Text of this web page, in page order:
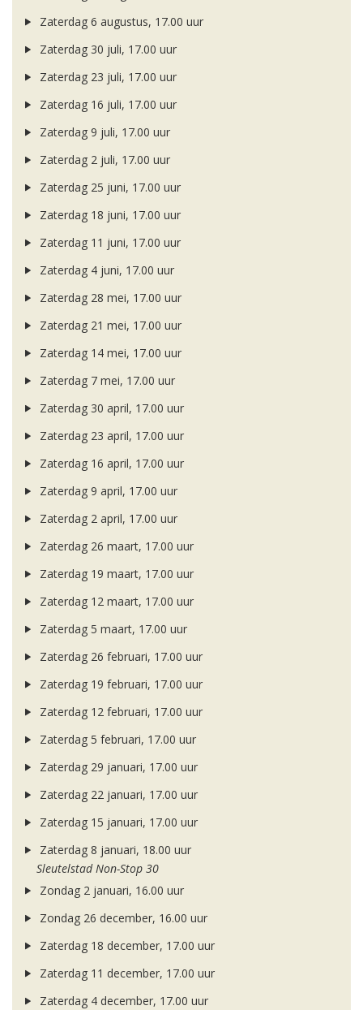
Zaterdag 6 augustus, 17.00 uur
Zaterdag 30 juli, 17.00 uur
Zaterdag 23 juli, 17.00 uur
Zaterdag 16 juli, 17.00 uur
Zaterdag 9 juli, 17.00 uur
Zaterdag 2 juli, 17.00 uur
Zaterdag 25 juni, 17.00 uur
Zaterdag 18 juni, 17.00 uur
Zaterdag 11 juni, 17.00 uur
Zaterdag 4 juni, 17.00 uur
Zaterdag 28 mei, 17.00 uur
Zaterdag 21 mei, 17.00 uur
Zaterdag 14 mei, 17.00 uur
Zaterdag 7 mei, 17.00 uur
Zaterdag 30 april, 17.00 uur
Zaterdag 23 april, 17.00 uur
Zaterdag 16 april, 17.00 uur
Zaterdag 9 april, 17.00 uur
Zaterdag 2 april, 17.00 uur
Zaterdag 26 maart, 17.00 uur
Zaterdag 19 maart, 17.00 uur
Zaterdag 12 maart, 17.00 uur
Zaterdag 5 maart, 17.00 uur
Zaterdag 26 februari, 17.00 uur
Zaterdag 19 februari, 17.00 uur
Zaterdag 12 februari, 17.00 uur
Zaterdag 5 februari, 17.00 uur
Zaterdag 29 januari, 17.00 uur
Zaterdag 22 januari, 17.00 uur
Zaterdag 15 januari, 17.00 uur
Zaterdag 8 januari, 18.00 uur
Sleutelstad Non-Stop 30
Zondag 2 januari, 16.00 uur
Zondag 26 december, 16.00 uur
Zaterdag 18 december, 17.00 uur
Zaterdag 11 december, 17.00 uur
Zaterdag 4 december, 17.00 uur